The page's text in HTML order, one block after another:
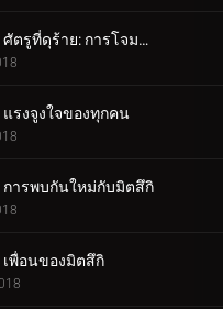
ตอนที่ 77 ศัตรูที่ดุร้าย: การโจมตีอันดุร้ายของการาก้า!
รงจูงใจของทุกคน
การพบกันใหม่กับมิตสึกิ
เพื่อนของมิตสึกิ